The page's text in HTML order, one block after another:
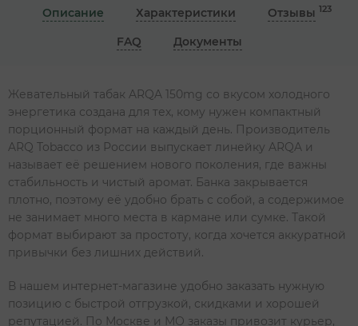
Описание Характеристики Отзывы 123
FAQ Документы
Жевательный табак ARQA 150mg со вкусом холодного
энергетика создана для тех, кому нужен компактный
порционный формат на каждый день. Производитель
ARQ Tobacco из России выпускает линейку ARQA и
называет её решением нового поколения, где важны
стабильность и чистый аромат. Банка закрывается
плотно, поэтому её удобно брать с собой, а содержимое
не занимает много места в кармане или сумке. Такой
формат выбирают за простоту, когда хочется аккуратной
привычки без лишних действий.
В нашем интернет-магазине удобно заказать нужную
позицию с быстрой отгрузкой, скидками и хорошей
репутацией. По Москве и МО заказы привозит курьер,